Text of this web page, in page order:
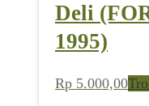
Deli
1995)
Rp 5.000,00